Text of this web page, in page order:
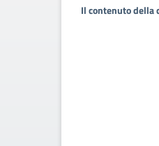
Il contenuto della